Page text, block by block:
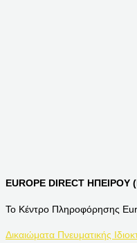
EUROPE DIRECT ΗΠΕΙΡΟΥ
Το Κέντρο Πληροφόρησης
Δικαιώματα Πνευματικής